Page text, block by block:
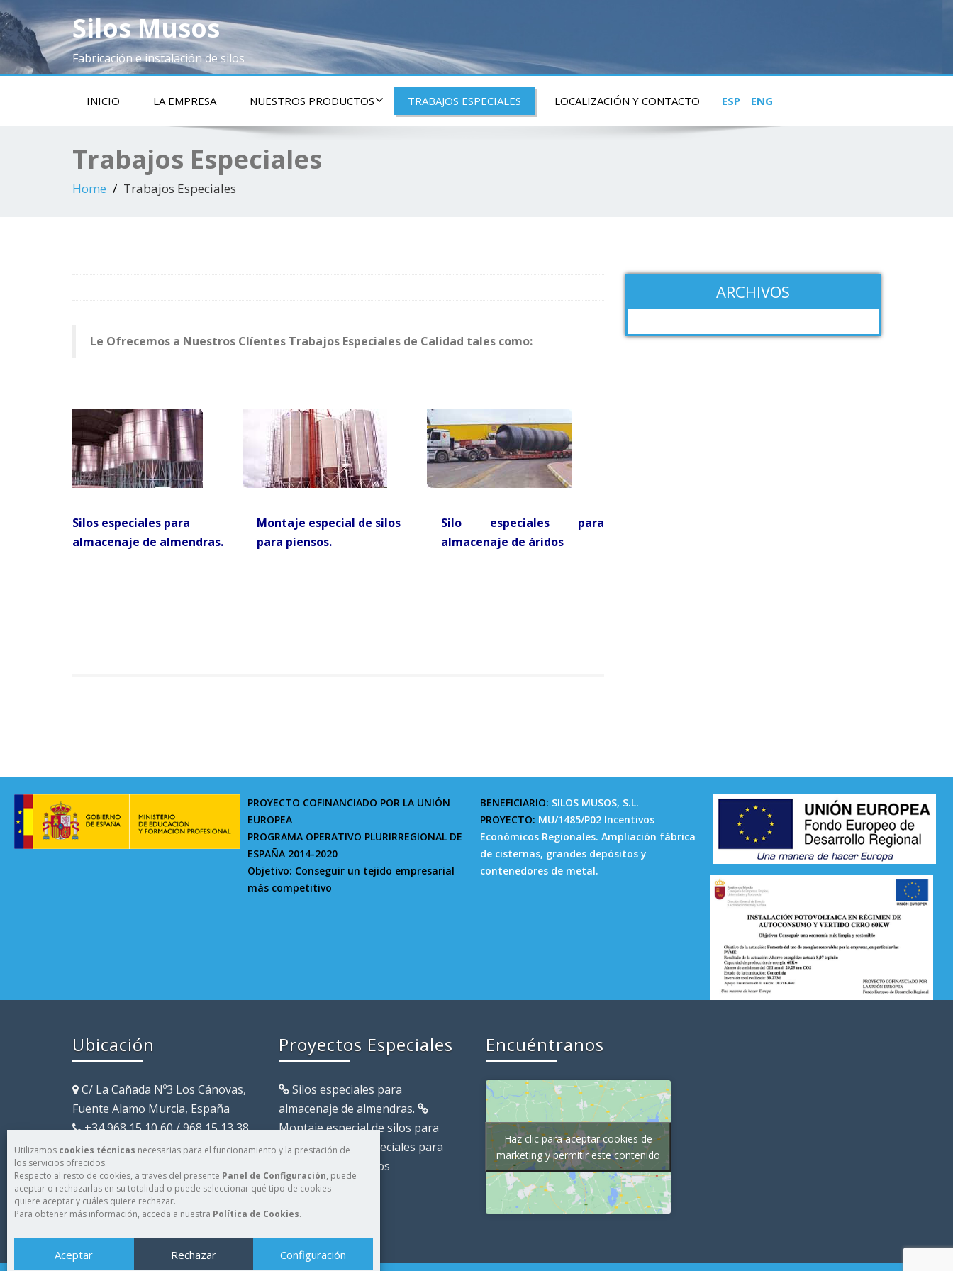
Utilizamos cookies técnicas necesarias para el funcionamiento y la prestación de
los servicios ofrecidos.
Respecto al resto de cookies, a través del presente Panel de Configuración, puede
aceptar o rechazarlas en su totalidad o puede seleccionar qué tipo de cookies
quiere aceptar y cuáles quiere rechazar.
Para obtener más información, acceda a nuestra Política de Cookies.
Aceptar Rechazar Configuración
Silos Musos
Fabricación e instalación de silos
INICIO LA EMPRESA NUESTROS PRODUCTOS TRABAJOS ESPECIALES LOCALIZACIÓN Y CONTACTO ESP ENG
Trabajos Especiales
Home Trabajos Especiales
Le Ofrecemos a Nuestros Clíentes Trabajos Especiales de Calidad tales como:
Silos especiales para
almacenaje de almendras.
Montaje especial de silos
para piensos.
Silo especiales para
almacenaje de áridos
ARCHIVOS
PROYECTO COFINANCIADO POR LA UNIÓN
EUROPEA
PROGRAMA OPERATIVO PLURIRREGIONAL DE
ESPAÑA 2014-2020
Objetivo: Conseguir un tejido empresarial
más competitivo
BENEFICIARIO: SILOS MUSOS, S.L.
PROYECTO: MU/1485/P02 Incentivos
Económicos Regionales. Ampliación fábrica
de cisternas, grandes depósitos y
contenedores de metal.
Ubicación
C/ La Cañada Nº3 Los Cánovas,
Fuente Alamo Murcia, España
+34 968 15 10 60 / 968 15 13 38
+34 968 15 12 48
Proyectos Especiales
Silos especiales para
almacenaje de almendras.
Montaje especial de silos para
piensos.
Silo especiales para
almacenaje de áridos
Encuéntranos
Haz clic para aceptar cookies de
marketing y permitir este contenido